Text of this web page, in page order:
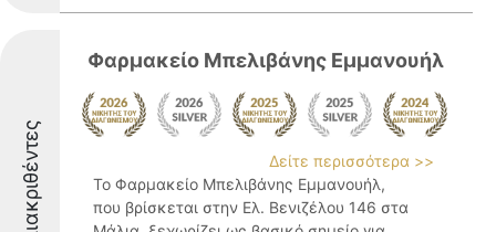
Διακριθέντες
Φαρμακείο Μπελιβάνης Εμμανουήλ
Δείτε περισσότερα >>
Το Φαρμακείο Μπελιβάνης Εμμανουήλ,
που βρίσκεται στην Ελ. Βενιζέλου 146 στα